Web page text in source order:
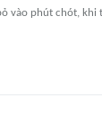
vào phút chót,